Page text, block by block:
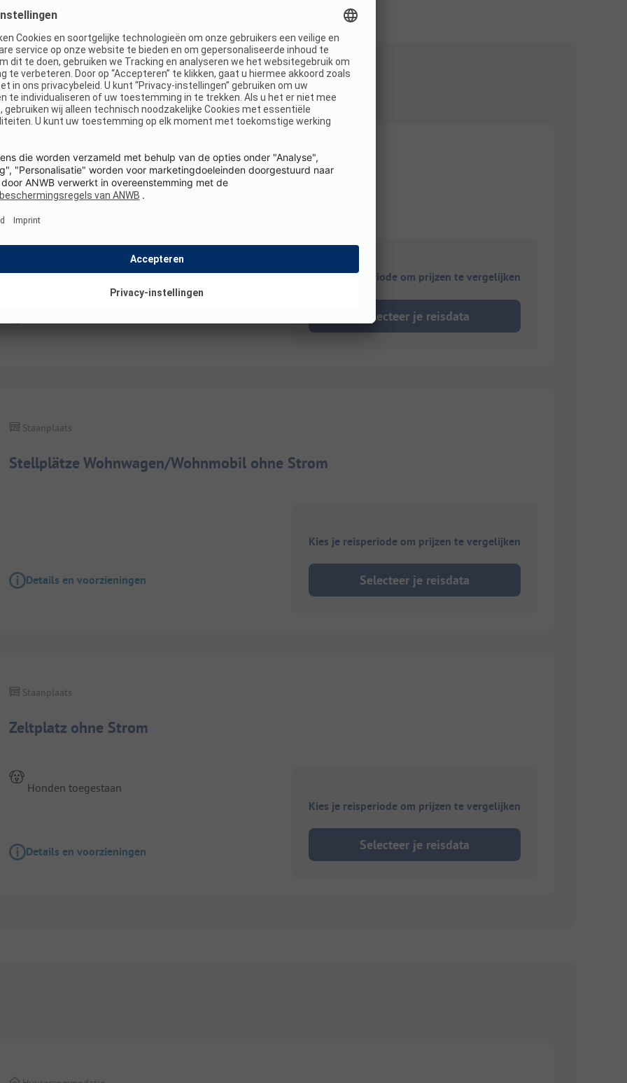
(1)
Stellplätze Wohnwagen/Wohnmobil/Zelt mit Strom
Staanplaats
Kies je reisperiode om prijzen te vergelijken
Selecteer je reisdata
Stellplätze Wohnwagen/Wohnmobil ohne Strom
Staanplaats
Details en voorzieningen
Kies je reisperiode om prijzen te vergelijken
Selecteer je reisdata
Zeltplatz ohne Strom
Staanplaats
Honden toegestaan
Details en voorzieningen
Kies je reisperiode om prijzen te vergelijken
Selecteer je reisdata